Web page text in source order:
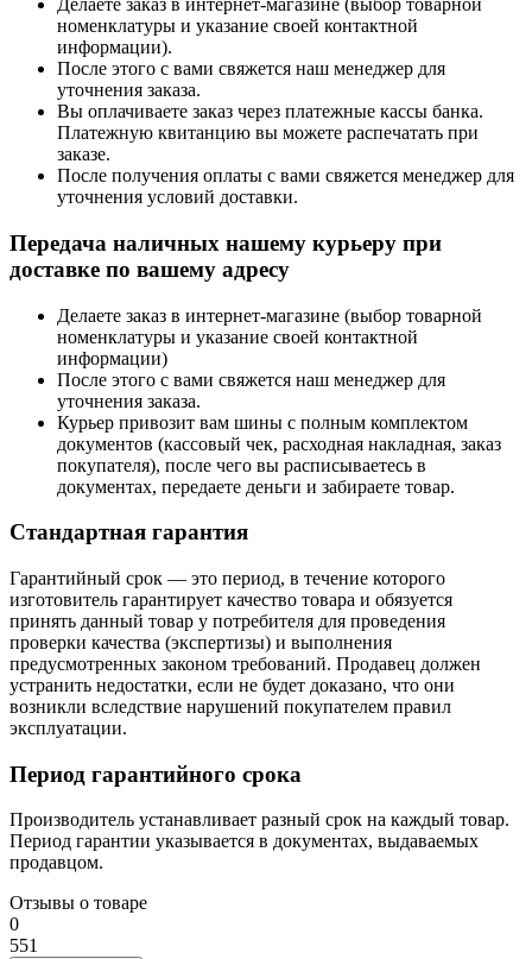
Делаете заказ в интернет-магазине (выбор товарной
номенклатуры и указание своей контактной
информации).
После этого с вами свяжется наш менеджер для
уточнения заказа.
Вы оплачиваете заказ через платежные кассы банка.
Платежную квитанцию вы можете распечатать при
заказе.
После получения оплаты с вами свяжется менеджер для
уточнения условий доставки.
Передача наличных нашему курьеру при
доставке по вашему адресу
Делаете заказ в интернет-магазине (выбор товарной
номенклатуры и указание своей контактной
информации)
После этого с вами свяжется наш менеджер для
уточнения заказа.
Курьер привозит вам шины с полным комплектом
документов (кассовый чек, расходная накладная, заказ
покупателя), после чего вы расписываетесь в
документах, передаете деньги и забираете товар.
Стандартная гарантия
Гарантийный срок — это период, в течение которого
изготовитель гарантирует качество товара и обязуется
принять данный товар у потребителя для проведения
проверки качества (экспертизы) и выполнения
предусмотренных законом требований. Продавец должен
устранить недостатки, если не будет доказано, что они
возникли вследствие нарушений покупателем правил
эксплуатации.
Период гарантийного срока
Производитель устанавливает разный срок на каждый товар.
Период гарантии указывается в документах, выдаваемых
продавцом.
Отзывы о товаре
0
551